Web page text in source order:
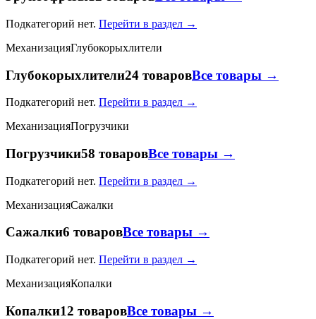
Подкатегорий нет. Перейти в раздел →
МеханизацияГлубокорыхлители
Глубокорыхлители24 товаровВсе товары →
Подкатегорий нет. Перейти в раздел →
МеханизацияПогрузчики
Погрузчики58 товаровВсе товары →
Подкатегорий нет. Перейти в раздел →
МеханизацияСажалки
Сажалки6 товаровВсе товары →
Подкатегорий нет. Перейти в раздел →
МеханизацияКопалки
Копалки12 товаровВсе товары →